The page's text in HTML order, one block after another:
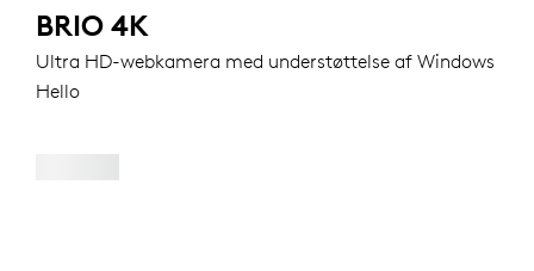
BRIO 4K
Ultra HD-webkamera med understøttelse af Windows
Hello